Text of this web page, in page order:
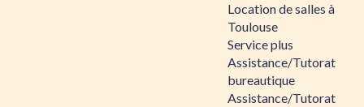
Location de salles à
Toulouse
Service plus
Assistance/Tutorat
bureautique
Assistance/Tutorat